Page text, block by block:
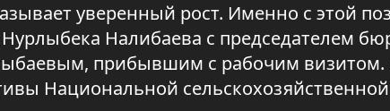
уверенный рост. Именно с этой
Налибаева с председателем
прибывшим с рабочим визитом.
Национальной сельскохозяйственной